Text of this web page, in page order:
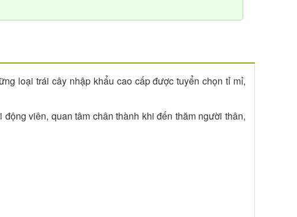
loại trái cây nhập khẩu cao cấp được tuyển chọn tỉ mỉ,
viên, quan tâm chân thành khi đến thăm người thân,